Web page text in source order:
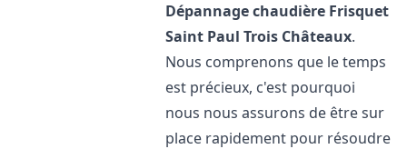
Dépannage chaudière Frisquet
Saint Paul Trois Châteaux.
Nous comprenons que le temps
est précieux, c'est pourquoi
nous nous assurons de être sur
place rapidement pour résoudre